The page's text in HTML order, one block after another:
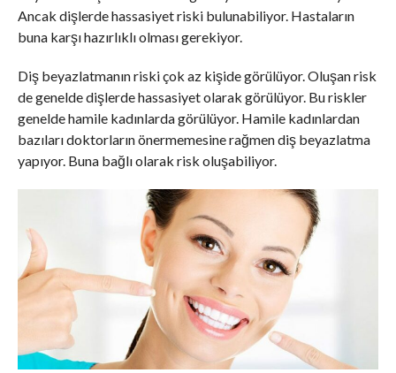
Ancak dişlerde hassasiyet riski bulunabiliyor. Hastaların
buna karşı hazırlıklı olması gerekiyor.
Diş beyazlatmanın riski çok az kişide görülüyor. Oluşan risk
de genelde dişlerde hassasiyet olarak görülüyor. Bu riskler
genelde hamile kadınlarda görülüyor. Hamile kadınlardan
bazıları doktorların önermemesine rağmen diş beyazlatma
yapıyor. Buna bağlı olarak risk oluşabiliyor.